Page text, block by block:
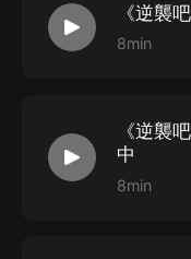
《逆襲
8min
《逆襲
中
8min